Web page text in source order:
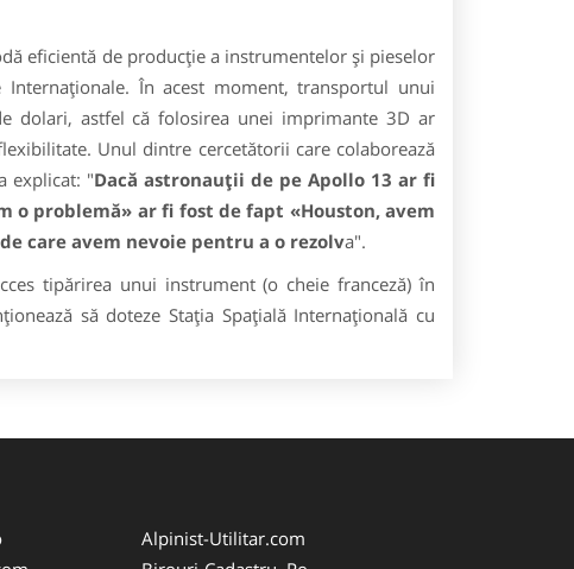
eficientă de producţie a instrumentelor şi pieselor
În acest moment, transportul unui
dolari, astfel că folosirea unei imprimante 3D ar
Unul dintre cercetătorii care colaborează
explicat: "Dacă astronauţii de pe Apollo 13 ar fi
o problemă» ar fi fost de fapt «Houston, avem
care avem nevoie pentru a o rezolva".
tipărirea unui instrument (o cheie franceză) în
să doteze Staţia Spaţială Internaţională cu
Alpinist-Utilitar.com